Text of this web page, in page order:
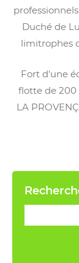
Duché de
limitrophes
Fort d'une
flotte de
LA